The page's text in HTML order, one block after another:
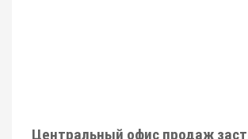
Центральный офис продаж